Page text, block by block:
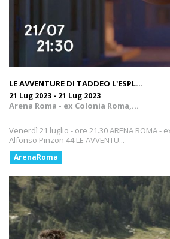
LE AVVENTURE DI TADDEO L'ESPL...
21 Lug 2023 - 21 Lug 2023
Arena Roma - ex Colonia Roma,...
Venerdì 21 luglio - ore 21.30 ARENA ROMA -
Alfonso Pinzon 44 LE AVVENTU...
ArenaRoma